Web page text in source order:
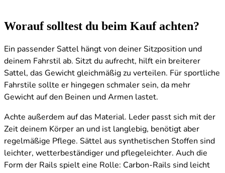
Worauf solltest du beim Kauf achten?
Ein passender Sattel hängt von deiner Sitzposition und
deinem Fahrstil ab. Sitzt du aufrecht, hilft ein breiterer
Sattel, das Gewicht gleichmäßig zu verteilen. Für sportliche
Fahrstile sollte er hingegen schmaler sein, da mehr
Gewicht auf den Beinen und Armen lastet.
Achte außerdem auf das Material. Leder passt sich mit der
Zeit deinem Körper an und ist langlebig, benötigt aber
regelmäßige Pflege. Sättel aus synthetischen Stoffen sind
leichter, wetterbeständiger und pflegeleichter. Auch die
Form der Rails spielt eine Rolle: Carbon-Rails sind leicht